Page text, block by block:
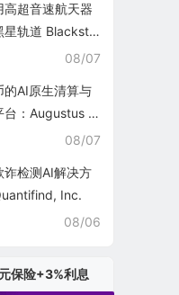
高超音速航天器
星轨道 Blacksta
08/07
的AI原生清算与
台：Augustus In
08/07
诈检测AI解决方
Inc.
08/06
保险+3%利息